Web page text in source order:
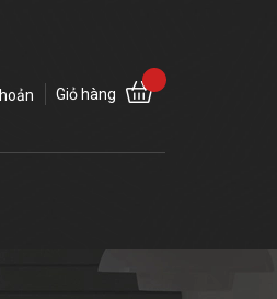
Giỏ hàng